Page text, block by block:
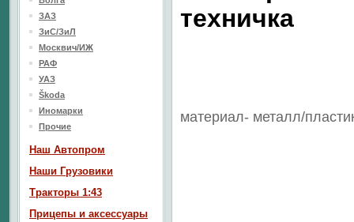
техничка
материал- металл/
ЗАЗ
ЗиС/ЗиЛ
Москвич/ИЖ
РАФ
УАЗ
Škoda
Иномарки
Прочие
Наш Aвтопром
Наши Грузовики
Тракторы 1:43
Прицепы и аксессуары